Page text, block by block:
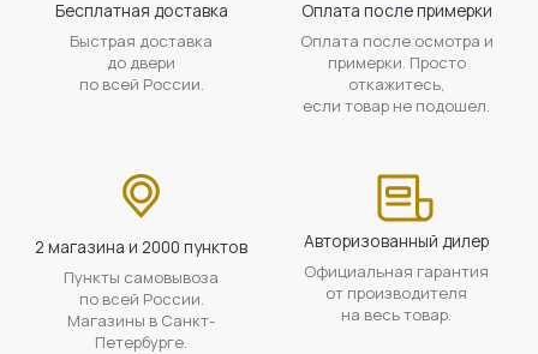
Бесплатная доставка
Быстрая доставка
до двери
по всей России.
Оплата после примерки
Оплата после осмотра и
примерки. Просто
откажитесь,
если товар не подошел.
2 магазина и 2000 пунктов
Пункты самовывоза
по всей России.
Магазины в Санкт-
Петербурге.
Авторизованный дилер
Официальная гарантия
от производителя
на весь товар.